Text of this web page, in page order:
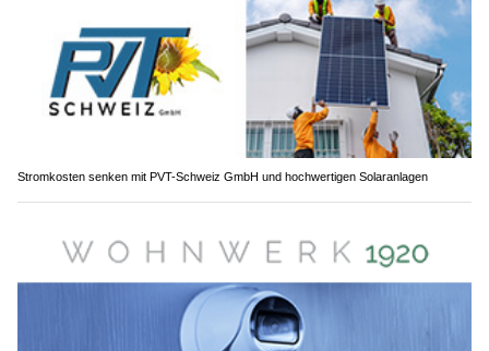
Stromkosten senken mit PVT-Schweiz GmbH und hochwertigen Solaranlagen